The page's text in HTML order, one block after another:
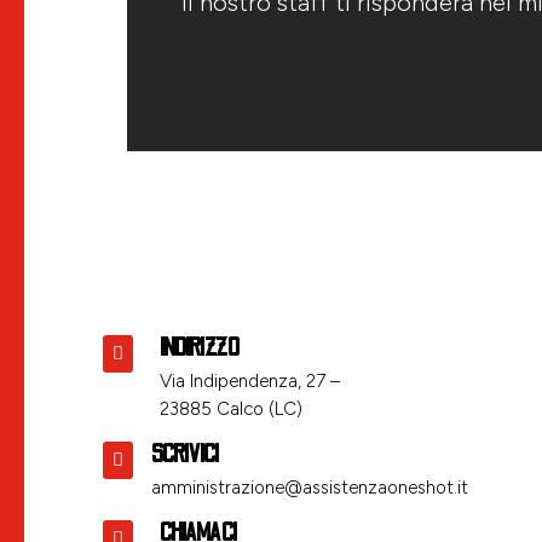
 INDIRIZZO
Via Indipendenza, 27 –
23885 Calco (LC)
 SCRIVICI
amministrazione@assistenzaoneshot.it
 CHIAMACI